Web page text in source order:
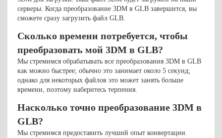
серверы. Когда преобразование 3DM в GLB завершится, вы
сможете сразу загрузить файл GLB.
Сколько времени потребуется, чтобы
преобразовать мой 3DM в GLB?
Мы стремимся обрабатывать все преобразования 3DM в GLB
как можно быстрее; обычно это занимает около 5 секунд;
однако для некоторых файлов это может занять больше
времени, поэтому наберитесь терпения.
Насколько точно преобразование 3DM в
GLB?
Мы стремимся предоставить лучший опыт конвертации.